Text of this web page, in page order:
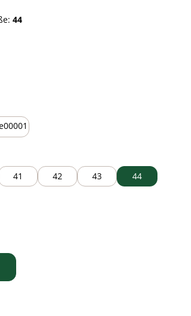
44
41 42 43
44
Wert ein oder